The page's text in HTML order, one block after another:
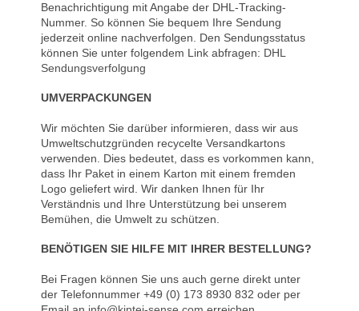
Benachrichtigung mit Angabe der DHL-Tracking-
Nummer. So können Sie bequem Ihre Sendung
jederzeit online nachverfolgen. Den Sendungsstatus
können Sie unter folgendem Link abfragen: DHL
Sendungsverfolgung
UMVERPACKUNGEN
Wir möchten Sie darüber informieren, dass wir aus
Umweltschutzgründen recycelte Versandkartons
verwenden. Dies bedeutet, dass es vorkommen kann,
dass Ihr Paket in einem Karton mit einem fremden
Logo geliefert wird. Wir danken Ihnen für Ihr
Verständnis und Ihre Unterstützung bei unserem
Bemühen, die Umwelt zu schützen.
BENÖTIGEN SIE HILFE MIT IHRER BESTELLUNG?
Bei Fragen können Sie uns auch gerne direkt unter
der Telefonnummer +49 (0) 173 8930 832 oder per